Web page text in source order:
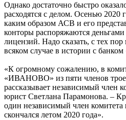
Однако достаточно быстро
расходятся с делом. Осенью 2020
каким образом АСВ и его
конторы распоряжаются
лицензий. Надо сказать, с тех
всяком случае в истории с
«К огромному сожалению, в
«ИВАНОВО» из пяти членов
рассказывает независимый член
юрист Светлана Парамонова. –
один независимый член комитета
скончался летом 2020 года».